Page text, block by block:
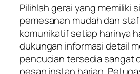
Pilihlah gerai yang memiliki
pemesanan mudah dan
komunikatif setiap harinya
dukungan informasi detail
pencucian tersedia sangat
pesan instan harian.